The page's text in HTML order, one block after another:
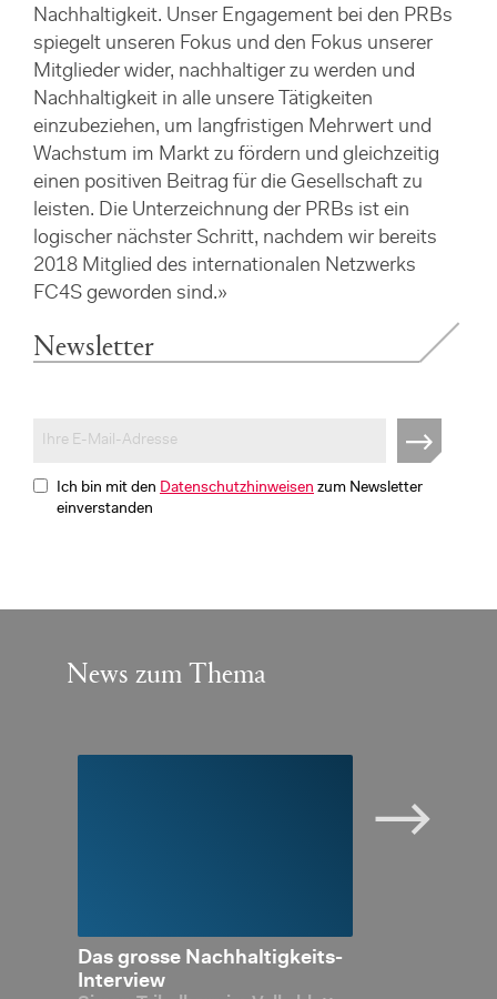
Newsletter
Ich bin mit den Datenschutzhinweisen zum Newsletter
einverstanden
Nachhaltigkeit. Unser Engagement bei den PRBs
spiegelt unseren Fokus und den Fokus unserer
Mitglieder wider, nachhaltiger zu werden und
Nachhaltigkeit in alle unsere Tätigkeiten
einzubeziehen, um langfristigen Mehrwert und
Wachstum im Markt zu fördern und gleichzeitig
einen positiven Beitrag für die Gesellschaft zu
leisten. Die Unterzeichnung der PRBs ist ein
logischer nächster Schritt, nachdem wir bereits
2018 Mitglied des internationalen Netzwerks
FC4S geworden sind.»
News zum Thema
Das gros­se Nach­hal­tig­keits-
In­ter­view